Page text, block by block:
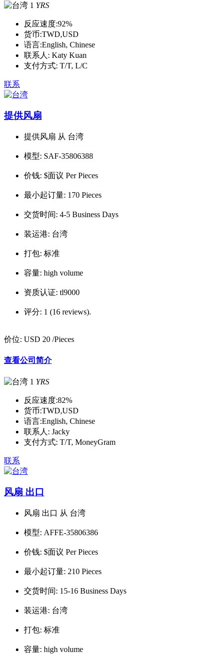
1 YRS
反应速度:92%
货币:TWD,USD
语言:English, Chinese
联系人: Katy Kuan
支付方式: T/T, L/C
联系
提供风扇
提供风扇 从 台湾
模型: SAF-35806388
价钱: $面议 Per Pieces
最小起订量: 170 Pieces
交货时间: 4-5 Business Days
装运港: 台湾
打包: 标准
容量: high volume
资质认证: tl9000
评分: 1 (16 reviews).
价位: USD 20 /Pieces
查看公司简介
1 YRS
反应速度:82%
货币:TWD,USD
语言:English, Chinese
联系人: Jacky
支付方式: T/T, MoneyGram
联系
风扇 出口
风扇 出口 从 台湾
模型: AFFE-35806386
价钱: $面议 Per Pieces
最小起订量: 210 Pieces
交货时间: 15-16 Business Days
装运港: 台湾
打包: 标准
容量: high volume